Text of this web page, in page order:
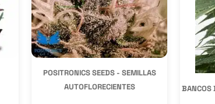
opciones
pueden
POSITRONICS SEEDS - SEMILLAS
AUTOFLORECIENTES
opciones
se
pueden
elegir
BANCOS